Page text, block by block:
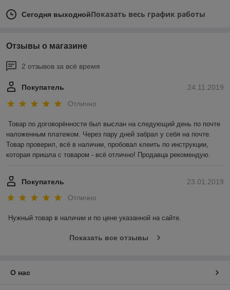
Сегодня выходнойПоказать весь график работы
Отзывы о магазине
2 отзывов за всё время
24.11.2019
Покупатель
Отлично
Товар по договорённости был выслан на следующий день по почте
наложенным платежом. Через пару дней забрал у себя на почте.
Товар проверил, всё в наличии, пробовал клеить по инструкции,
которая пришла с товаром - всё отлично! Продавца рекомендую.
23.01.2019
Покупатель
Отлично
Нужный товар в наличии и по цене указанной на сайте.
Показать все отзывы
О нас